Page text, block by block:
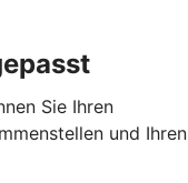
Sie Ihren
und Ihren